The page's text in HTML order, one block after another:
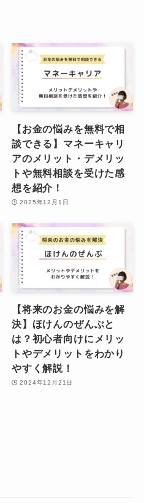
【お金の悩みを無料で相
談できる】マネーキャリ
アのメリット・デメリッ
トや無料相談を受けた感
想を紹介！
2025年12月1日
【将来のお金の悩みを解
決】ほけんのぜんぶと
は？初心者向けにメリッ
トやデメリットをわかり
やすく解説！
2024年12月21日